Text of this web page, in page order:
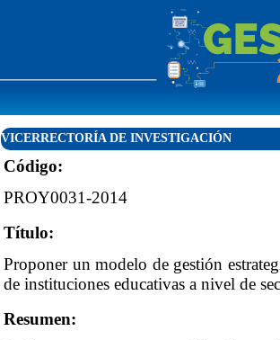
VICERRECTORÍA DE INVESTIGACIÓN
Código:
PROY0031-2014
Título:
Proponer un modelo de gestión
de instituciones educativas a nivel de
Resumen: